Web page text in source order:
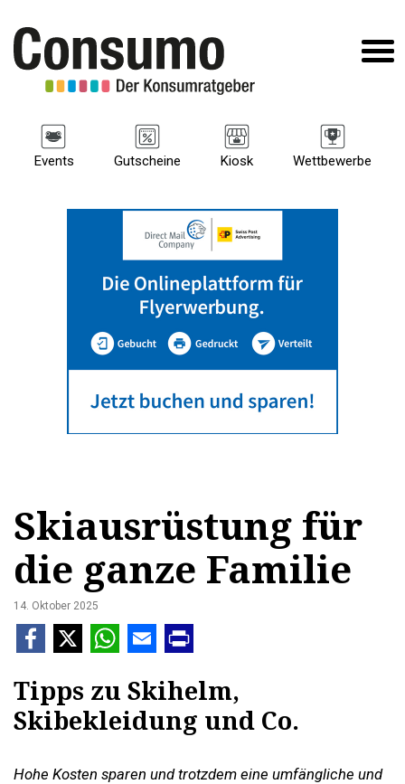
Events Gutscheine Kiosk Wettbewerbe
Skiausrüstung für
die ganze Familie
14. Oktober 2025
Tipps zu Skihelm,
Skibekleidung und Co.
Hohe Kosten sparen und trotzdem eine umfängliche und